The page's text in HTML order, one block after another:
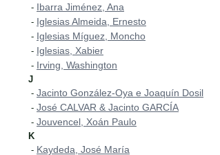
- Ibarra Jiménez, Ana
- Iglesias Almeida, Ernesto
- Iglesias Míguez, Moncho
- Iglesias, Xabier
- Irving, Washington
J
- Jacinto González-Oya e Joaquín Dosil
- José CALVAR & Jacinto GARCÍA
- Jouvencel, Xoán Paulo
K
- Kaydeda, José María